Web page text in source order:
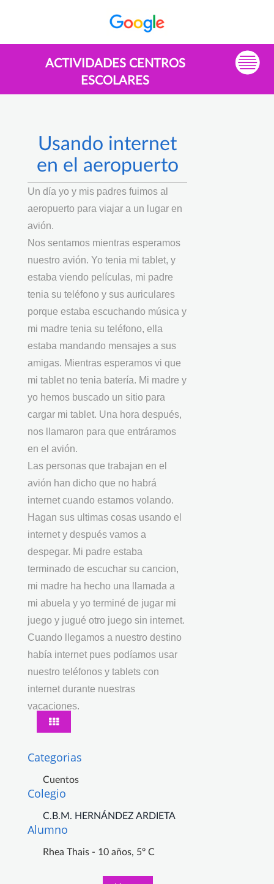
ACTIVIDADES CENTROS
ESCOLARES
Usando internet
en el aeropuerto
Un día yo y mis padres fuimos al
aeropuerto para viajar a un lugar en
avión.
Nos sentamos mientras esperamos
nuestro avión. Yo tenia mi tablet, y
estaba viendo películas, mi padre
tenia su teléfono y sus auriculares
porque estaba escuchando música y
mi madre tenia su teléfono, ella
estaba mandando mensajes a sus
amigas. Mientras esperamos vi que
mi tablet no tenia batería. Mi madre y
yo hemos buscado un sitio para
cargar mi tablet. Una hora después,
nos llamaron para que entráramos
en el avión.
Las personas que trabajan en el
avión han dicho que no habrá
internet cuando estamos volando.
Hagan sus ultimas cosas usando el
internet y después vamos a
despegar. Mi padre estaba
terminado de escuchar su cancion,
mi madre ha hecho una llamada a
mi abuela y yo terminé de jugar mi
juego y jugué otro juego sin internet.
Cuando llegamos a nuestro destino
había internet pues podíamos usar
nuestro teléfonos y tablets con
internet durante nuestras
vacaciones.
Categorias
Cuentos
Colegio
C.B.M. HERNÁNDEZ ARDIETA
Alumno
Rhea Thais - 10 años, 5º C